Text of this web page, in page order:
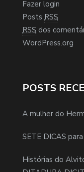
Fazer login
Posts RSS
RSS dos
WordPress.org
POSTS
A mulher do
SETE DICAS
Histórias do